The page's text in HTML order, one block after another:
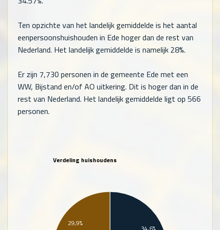
Ten opzichte van het landelijk gemiddelde is het aantal
eenpersoonshuishouden in Ede hoger dan de rest van
Nederland. Het landelijk gemiddelde is namelijk 28%.
Er zijn 7,730 personen in de gemeente Ede met een
WW, Bijstand en/of AO uitkering. Dit is hoger dan in de
rest van Nederland. Het landelijk gemiddelde ligt op 566
personen.
Verdeling huishoudens
29,9%